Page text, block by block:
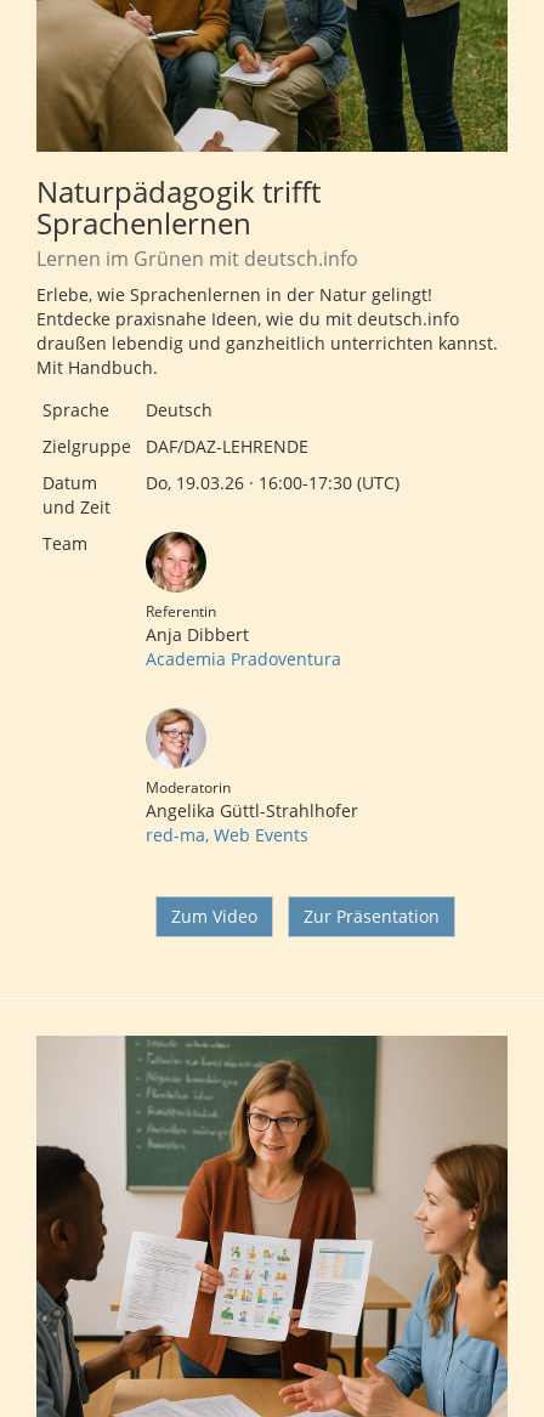
Naturpädagogik trifft
Sprachenlernen
Lernen im Grünen mit deutsch.info
Erlebe, wie Sprachenlernen in der Natur gelingt!
Entdecke praxisnahe Ideen, wie du mit deutsch.info
draußen lebendig und ganzheitlich unterrichten kannst.
Mit Handbuch.
Sprache
Deutsch
Zielgruppe
DAF/DAZ-LEHRENDE
Datum
und Zeit
Do, 19.03.26 · 16:00-17:30 (UTC)
Team
Referentin
Anja Dibbert
Academia Pradoventura
Moderatorin
Angelika Güttl-Strahlhofer
red-ma, Web Events
Zum Video Zur Präsentation